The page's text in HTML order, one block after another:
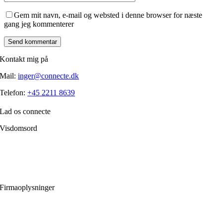
Gem mit navn, e-mail og websted i denne browser for næste
gang jeg kommenterer
Kontakt mig på
Mail:inger@connecte.dk
Telefon:+45 2211 8639
Lad os connecte
Visdomsord
Firmaoplysninger